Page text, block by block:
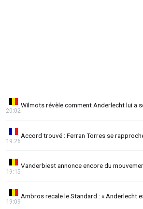
Wilmots révèle comment Anderlecht lui a
20:02
Accord trouvé : Ferran Torres se
19:26
Vanderbiest annonce encore du
19:15
Ambros recale le Standard : « Anderlecht
19:09